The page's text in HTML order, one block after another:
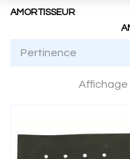
AMORTISSEUR
Pertinence
Affichage